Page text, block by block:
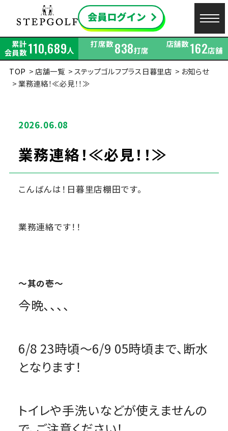
累計
会員数110,689人
打席数838打席
店舗数162店舗
TOP
店舗一覧 ステップゴルフプラス日暮里店
お知らせ
業務連絡！≪必見！！≫
2026.06.08
業務連絡！≪必見！！≫
こんばんは！日暮里店棚田です。
業務連絡です！！
～其の壱～
今晩、、、、
6/8 23時頃～6/9 05時頃まで、断水
となります！
トイレや手洗いなどが使えませんの